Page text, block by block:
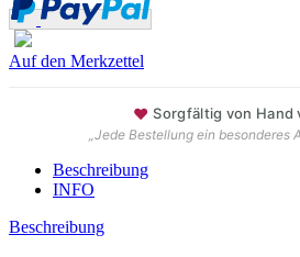
Auf den Merkzettel
♥ Sorgfältig von Hand
„Jede Bestellung ein besonderes
Beschreibung
INFO
Beschreibung